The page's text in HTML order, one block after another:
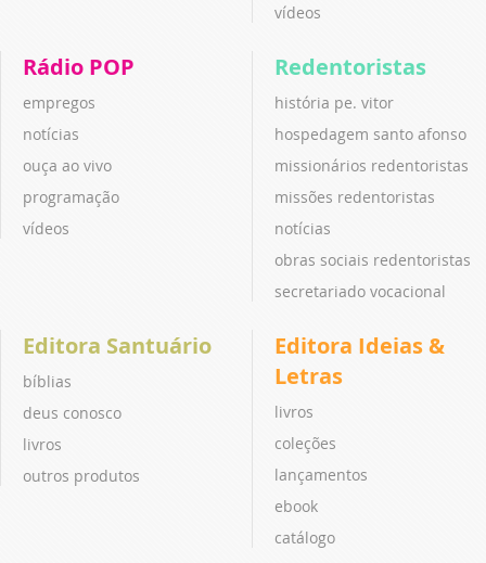
vídeos
Rádio POP
empregos
notícias
ouça ao vivo
programação
vídeos
Redentoristas
história pe. vitor
hospedagem santo afonso
missionários redentoristas
missões redentoristas
notícias
obras sociais redentoristas
secretariado vocacional
Editora Santuário
bíblias
deus conosco
livros
outros produtos
Editora Ideias &
Letras
livros
coleções
lançamentos
ebook
catálogo